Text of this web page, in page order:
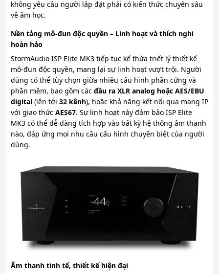
không yêu cầu người lắp đặt phải có kiến thức chuyên sâu
về âm học.
Nền tảng mô-đun độc quyền – Linh hoạt và thích nghi
hoàn hảo
StormAudio ISP Elite MK3 tiếp tục kế thừa triết lý thiết kế
mô-đun độc quyền, mang lại sự linh hoạt vượt trội. Người
dùng có thể tùy chọn giữa nhiều cấu hình phần cứng và
phần mềm, bao gồm các đầu ra XLR analog hoặc AES/EBU
digital (lên tới 32 kênh), hoặc khả năng kết nối qua mạng IP
với giao thức AES67. Sự linh hoạt này đảm bảo ISP Elite
MK3 có thể dễ dàng tích hợp vào bất kỳ hệ thống âm thanh
nào, đáp ứng mọi nhu cầu cấu hình chuyên biệt của người
dùng.
Âm thanh tinh tế, thiết kế hiện đại